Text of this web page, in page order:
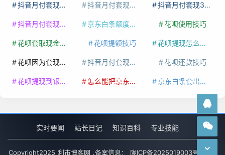
抖音月付套现多少手续费 抖音月付套现商家有哪些 抖音月付套现30秒技巧
抖音月付套现最新方法 京东白条额度提升 花呗使用技巧
花呗套取现金最佳方法 花呗提额技巧 花呗提现怎么操作
花呗因为套现被限额了这种情况要多久才会好 抖音月付套现秒回100起 花呗还款技巧
花呗提现到银行卡 怎么能把京东白条额度钱套出来 京东白条套出来手续费多少
实时要闻 站长日记 知识百科 专业技能
Copyright2025 利市博客网 .备案信息： 陇ICP备2025019003号-1